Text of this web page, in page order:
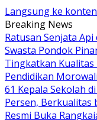
Langsung ke konten
Breaking News
Ratusan Senjata
Swasta Pondok
Tingkatkan Kualitas
Pendidikan
61 Kepala Sekolah
Persen, Berkualitas
Resmi Buka